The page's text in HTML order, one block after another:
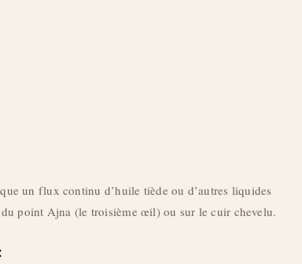
un flux continu d’huile tiède ou d’autres liquides
point Ajna (le troisième œil) ou sur le cuir chevelu.